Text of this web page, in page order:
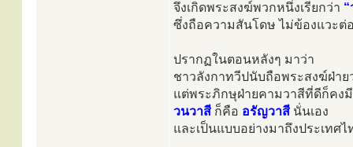
จึงเกิดพระสงฆ์พวกหนึ่งเรียกว่า
ซึ่งถือความสันโดษ ไม่ข้องแวะต่
ปรากฏในตอนหลังๆ มาว่า
ชาวลังกาทวีปนับถือพระสงฆ์ฝ่าย
แต่พระภิกษุฝ่ายคามวาสีที่ดีก็คง
วนวาสี ก็คือ อรัญวาสี นั่นเอง
และเป็นแบบอย่างมาถึงประเทศไ